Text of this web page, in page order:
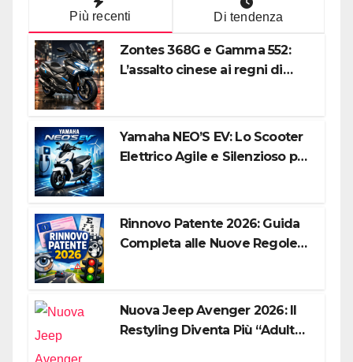
Più recenti Di tendenza
Zontes 368G e Gamma 552:
L’assalto cinese ai regni di
Yamaha NEO’S EV: Lo Scooter
Elettrico Agile e Silenzioso per
Rinnovo Patente 2026: Guida
Completa alle Nuove Regole,
Nuova Jeep Avenger 2026: Il
Restyling Diventa Più “Adulto”,